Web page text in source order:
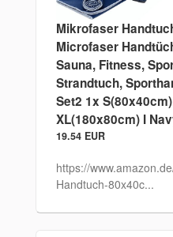
Mikrofaser
Microfaser
Sauna, Fitness,
Strandtuch,
Set2 1x
XL(180x80cm) I
19.54 EUR
https://
Handtuch-80x40c...